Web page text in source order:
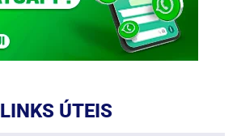
LINKS ÚTEIS